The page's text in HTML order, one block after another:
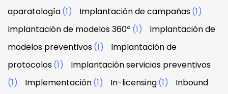
aparatología(1) Implantación de campañas(1)
Implantación de modelos 360º (1)
Implantación de
modelos preventivos(1)
Implantación de
protocolos(1)
Implantación servicios preventivos
(1)
Implementación(1) In-licensing(1)
Inbound